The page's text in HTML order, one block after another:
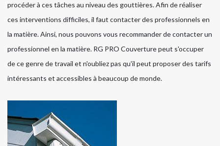
procéder à ces tâches au niveau des gouttières. Afin de réaliser
ces interventions difficiles, il faut contacter des professionnels en
la matière. Ainsi, nous pouvons vous recommander de contacter un
professionnel en la matière. RG PRO Couverture peut s'occuper
de ce genre de travail et n'oubliez pas qu'il peut proposer des tarifs
intéressants et accessibles à beaucoup de monde.